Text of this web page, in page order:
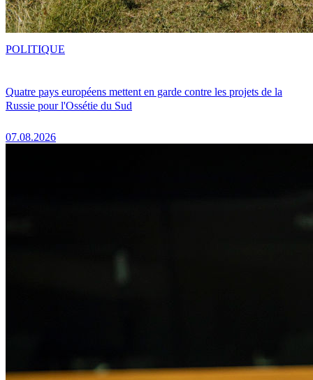
Quatre pays européens mettent en garde contre les projets de la
Russie pour l'Ossétie du Sud
07.08.2026
POLITIQUE